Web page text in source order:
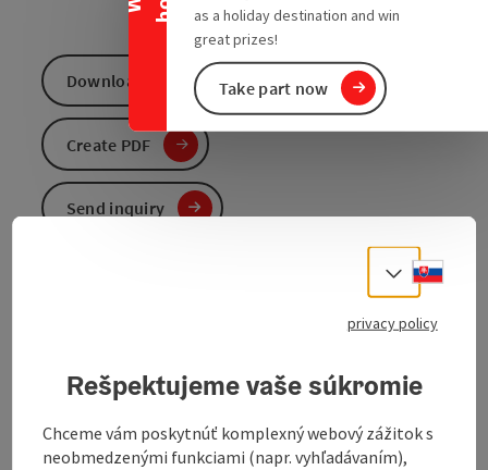
as a holiday destination and win
great prizes!
Take part now
The Via Maria connects the Marian pilgrimage site of
Many pilgrimage churches along the Via Maria bear
witness to the enormous religious and spiritual
Download GPS data
Create PDF
Send inquiry
Select
privacy policy
Rešpektujeme vaše súkromie
Chceme vám poskytnúť komplexný webový zážitok s
neobmedzenými funkciami (napr. vyhľadávaním),